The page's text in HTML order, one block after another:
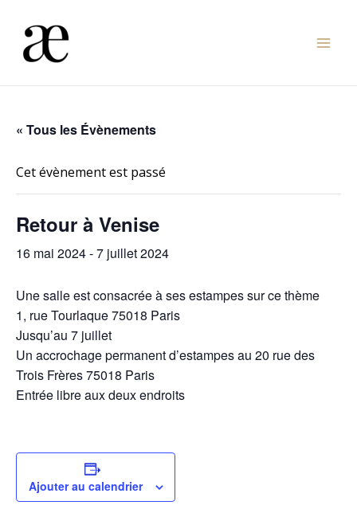
contenu
« Tous les Évènements
Cet évènement est passé
Retour à Venise
16 mai 2024-7 juillet 2024
Une salle est consacrée à ses estampes sur ce thème
1, rue Tourlaque 75018 Paris
Jusqu’au 7 juillet
Un accrochage permanent d’estampes au 20 rue des
Trois Frères 75018 Paris
Entrée libre aux deux endroits
Ajouter au calendrier